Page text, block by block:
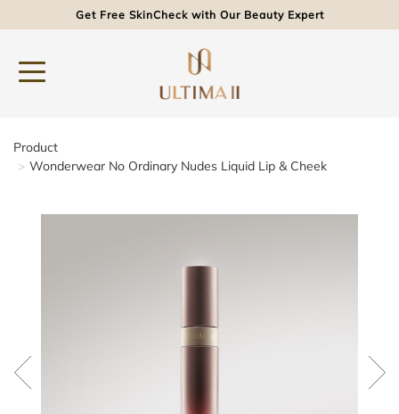
Get Free SkinCheck with Our Beauty Expert
Product
Wonderwear No Ordinary Nudes Liquid Lip & Cheek